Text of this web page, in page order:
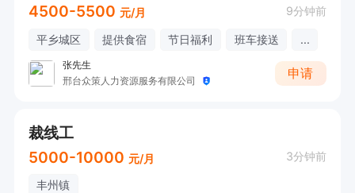
4500-5500 元/月 9分钟前
平乡城区 提供食宿 节日福利 班车接送 ...
张先生
邢台众策人力资源服务有限公司
申请
裁线工
5000-10000 元/月 3分钟前
丰州镇